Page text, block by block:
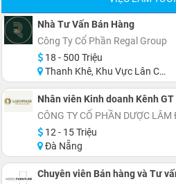
Nhà Tư Vấn Bán Hàng
Công Ty Cổ Phần Regal Group
18 - 500 Triệu
Thanh Khê, Khu Vực Lân Cận Đà Nẵng
Nhân viên Kinh doanh Kênh GT
CÔNG TY CỔ PHẦN DƯỢC
12 - 15 Triệu
Đà Nẵng
Chuyên viên Bán hàng và Tư